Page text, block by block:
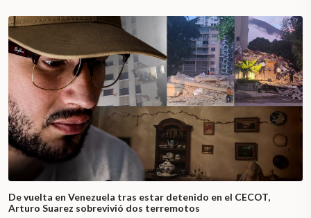
De vuelta en Venezuela tras estar detenido en el CECOT,
Arturo Suarez sobrevivió dos terremotos